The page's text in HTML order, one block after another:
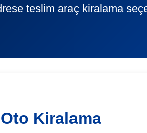
teslim araç kiralama
Kiralama